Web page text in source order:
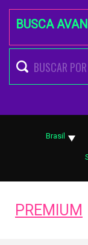
BUSCA
Brasil
PREMIUM